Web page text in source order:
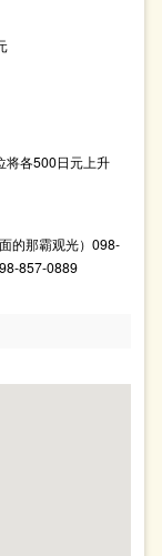
将各500日元上升
的那霸观光）098-
857-0889